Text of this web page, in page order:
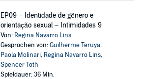
EP09 – Identidade de gênero e
orientação sexual – Intimidades 9
Von: Regina Navarro Lins
Gesprochen von:Guilherme Teruya,
Paola Molinari, Regina Navarro Lins,
Spencer Toth
Spieldauer: 36 Min.